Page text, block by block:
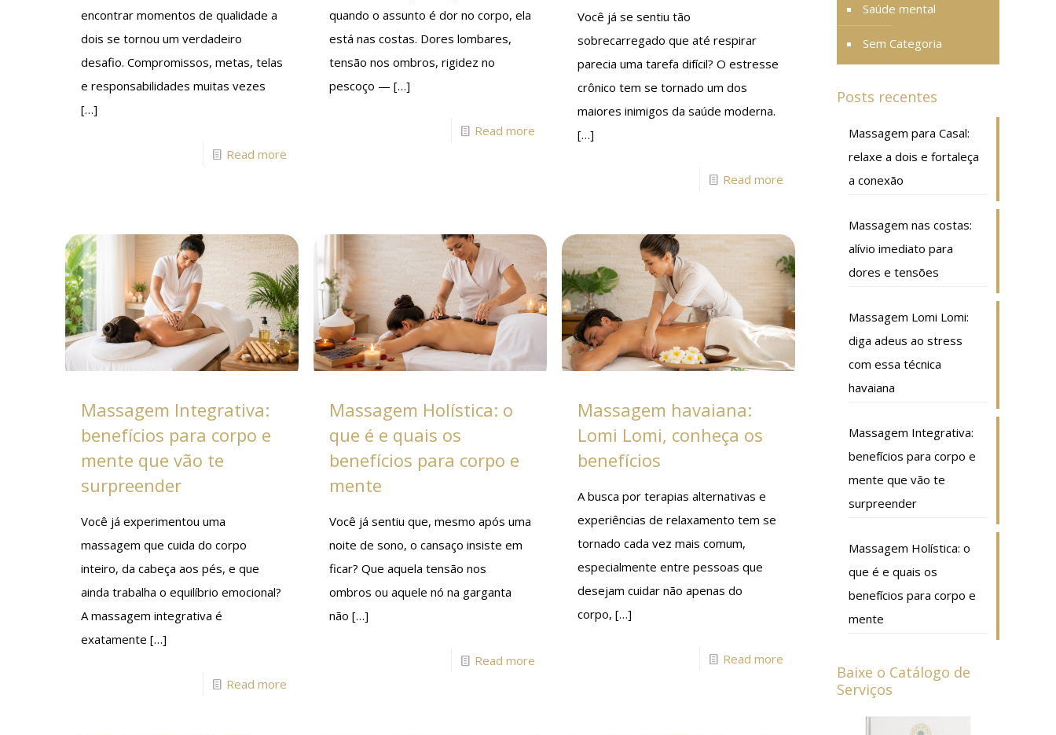
encontrar momentos de qualidade a
dois se tornou um verdadeiro
desafio. Compromissos, metas, telas
e responsabilidades muitas vezes
[…]
Read more
quando o assunto é dor no corpo, ela
está nas costas. Dores lombares,
tensão nos ombros, rigidez no
pescoço — […]
Read more
Você já se sentiu tão
sobrecarregado que até respirar
parecia uma tarefa difícil? O estresse
crônico tem se tornado um dos
maiores inimigos da saúde moderna.
[…]
Read more
Massagem Integrativa:
benefícios para corpo e
mente que vão te
surpreender
Você já experimentou uma
massagem que cuida do corpo
inteiro, da cabeça aos pés, e que
ainda trabalha o equilíbrio emocional?
A massagem integrativa é
exatamente […]
Read more
Massagem Holística: o
que é e quais os
benefícios para corpo e
mente
Você já sentiu que, mesmo após uma
noite de sono, o cansaço insiste em
ficar? Que aquela tensão nos
ombros ou aquele nó na garganta
não […]
Read more
Massagem havaiana:
Lomi Lomi, conheça os
benefícios
A busca por terapias alternativas e
experiências de relaxamento tem se
tornado cada vez mais comum,
especialmente entre pessoas que
desejam cuidar não apenas do
corpo, […]
Read more
Saúde mental
Sem Categoria
Posts recentes
Massagem para Casal:
relaxe a dois e fortaleça
a conexão
Massagem nas costas:
alívio imediato para
dores e tensões
Massagem Lomi Lomi:
diga adeus ao stress
com essa técnica
havaiana
Massagem Integrativa:
benefícios para corpo e
mente que vão te
surpreender
Massagem Holística: o
que é e quais os
benefícios para corpo e
mente
Baixe o Catálogo de
Serviços